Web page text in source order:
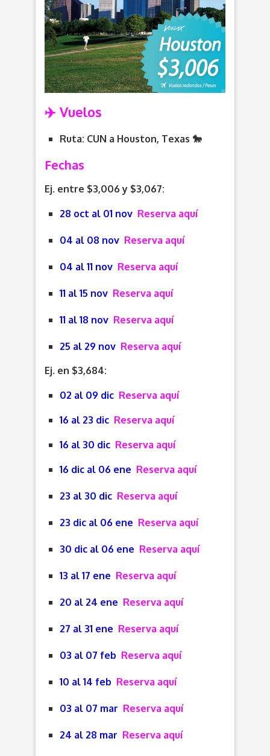
✈️ Vuelos
Ruta: CUN a Houston, Texas 🐎
Fechas
Ej. entre $3,006 y $3,067:
28 oct al 01 nov Reserva aquí
04 al 08 nov Reserva aquí
04 al 11 nov Reserva aquí
11 al 15 nov Reserva aquí
11 al 18 nov Reserva aquí
25 al 29 nov Reserva aquí
Ej. en $3,684:
02 al 09 dic Reserva aquí
16 al 23 dic Reserva aquí
16 al 30 dic Reserva aquí
16 dic al 06 ene Reserva aquí
23 al 30 dic Reserva aquí
23 dic al 06 ene Reserva aquí
30 dic al 06 ene Reserva aquí
13 al 17 ene Reserva aquí
20 al 24 ene Reserva aquí
27 al 31 ene Reserva aquí
03 al 07 feb Reserva aquí
10 al 14 feb Reserva aquí
03 al 07 mar Reserva aquí
24 al 28 mar Reserva aquí